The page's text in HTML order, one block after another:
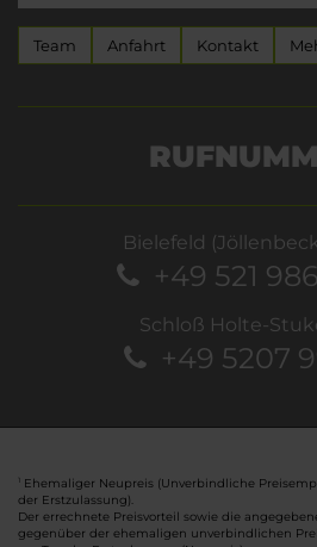
Team Anfahrt Kontakt
Bielefeld
+49 521
Schloß Holte-
+49 5207
Ehemaliger Neupreis (Unverbindliche
der Erstzulassung).
Der errechnete Preisvorteil sowie die
gegenüber der ehemaligen unverbindlichen